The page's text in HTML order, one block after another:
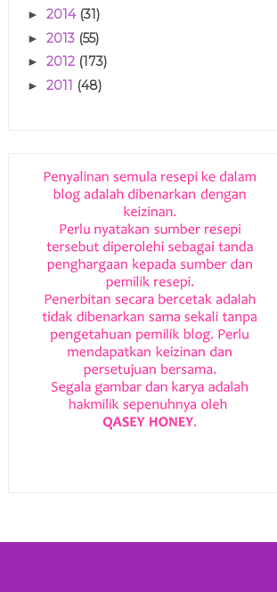
► 2014 (31)
► 2013 (55)
► 2012 (173)
► 2011 (48)